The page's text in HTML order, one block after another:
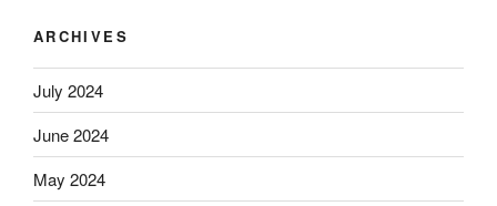
ARCHIVES
July 2024
June 2024
May 2024